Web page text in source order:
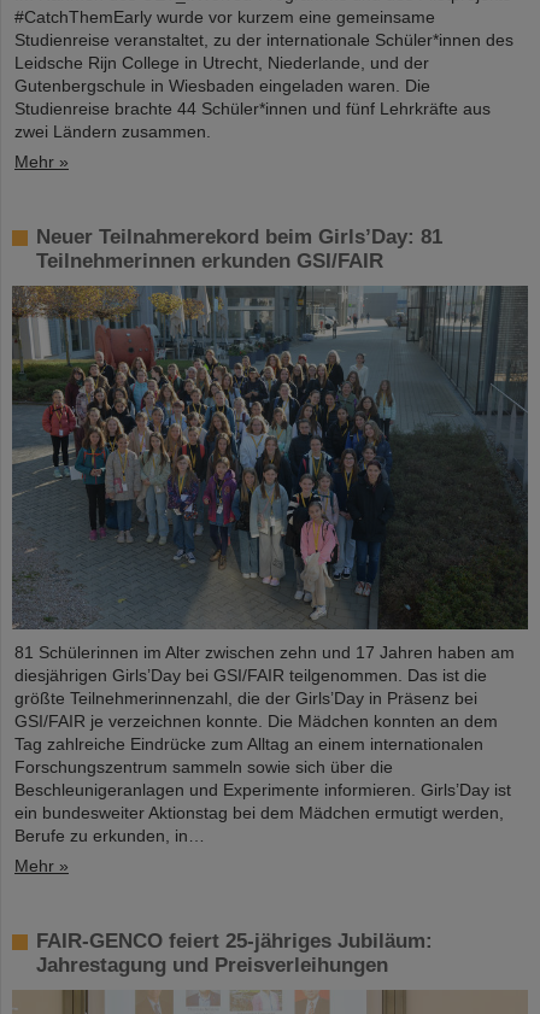
#CatchThemEarly wurde vor kurzem eine gemeinsame
Studienreise veranstaltet, zu der internationale Schüler*innen des
Leidsche Rijn College in Utrecht, Niederlande, und der
Gutenbergschule in Wiesbaden eingeladen waren. Die
Studienreise brachte 44 Schüler*innen und fünf Lehrkräfte aus
zwei Ländern zusammen.
Mehr »
Neuer Teilnahmerekord beim Girls’Day: 81
Teilnehmerinnen erkunden GSI/FAIR
81 Schülerinnen im Alter zwischen zehn und 17 Jahren haben am
diesjährigen Girls’Day bei GSI/FAIR teilgenommen. Das ist die
größte Teilnehmerinnenzahl, die der Girls’Day in Präsenz bei
GSI/FAIR je verzeichnen konnte. Die Mädchen konnten an dem
Tag zahlreiche Eindrücke zum Alltag an einem internationalen
Forschungszentrum sammeln sowie sich über die
Beschleunigeranlagen und Experimente informieren. Girls’Day ist
ein bundesweiter Aktionstag bei dem Mädchen ermutigt werden,
Berufe zu erkunden, in…
Mehr »
FAIR-GENCO feiert 25-jähriges Jubiläum:
Jahrestagung und Preisverleihungen